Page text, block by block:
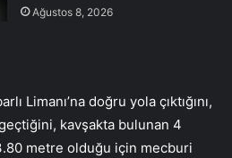
Ağustos 8, 2026
Limanı’na doğru yola çıktığını,
kavşakta bulunan 4
metre olduğu için mecburi